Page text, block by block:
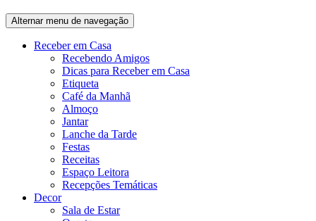
Alternar menu de navegação
Receber em Casa
Recebendo Amigos
Dicas para Receber em Casa
Etiqueta
Café da Manhã
Almoço
Jantar
Lanche da Tarde
Festas
Receitas
Espaço Leitora
Recepções Temáticas
Decor
Sala de Estar